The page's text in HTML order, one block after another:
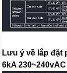
Lưu ý về lắp đặt
6kA 230~240vAC